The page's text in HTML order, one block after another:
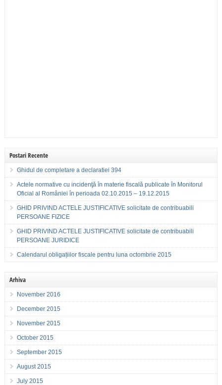
Postari Recente
Ghidul de completare a declaratiei 394
Actele normative cu incidenţă în materie fiscală publicate în Monitorul
Oficial al României în perioada 02.10.2015 – 19.12.2015
GHID PRIVIND ACTELE JUSTIFICATIVE solicitate de contribuabili
PERSOANE FIZICE
GHID PRIVIND ACTELE JUSTIFICATIVE solicitate de contribuabili
PERSOANE JURIDICE
Calendarul obligațiilor fiscale pentru luna octombrie 2015
Arhiva
November 2016
December 2015
November 2015
October 2015
September 2015
August 2015
July 2015